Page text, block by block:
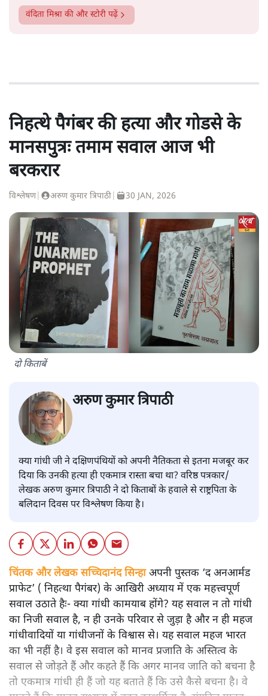
वंदिता मिश्रा की और स्टोरी पढ़ें
निहत्थे पैगंबर की हत्या और गोडसे के
मानसपुत्रः तमाम सवाल आज भी
बरकरार
विश्लेषण| अरुण कुमार त्रिपाठी 30 JAN, 2026
दो किताबें
अरुण कुमार त्रिपाठी
क्या गांधी जी ने दक्षिणपंथियों को अपनी नैतिकता से इतना मजबूर कर
दिया कि उनकी हत्या ही एकमात्र रास्ता बचा था? वरिष्ठ पत्रकार/
लेखक अरुण कुमार त्रिपाठी ने दो किताबों के हवाले से राष्ट्रपिता के
बलिदान दिवस पर विश्लेषण किया है।
चिंतक और लेखक सच्चिदानंद सिन्हाअपनी पुस्तक ‘द अनआर्मड
प्राफेट’ ( निहत्था पैगंबर) के आखिरी अध्याय में एक महत्त्वपूर्ण
सवाल उठाते हैः- क्या गांधी कामयाब होंगे? यह सवाल न तो गांधी
का निजी सवाल है, न ही उनके परिवार से जुड़ा है और न ही महज
गांधीवादियों या गांधीजनों के विश्वास से। यह सवाल महज भारत
का भी नहीं है। वे इस सवाल को मानव प्रजाति के अस्तित्व के
सवाल से जोड़ते हैं और कहते हैं कि अगर मानव जाति को बचना है
तो एकमात्र गांधी ही हैं जो यह बताते हैं कि उसे कैसे बचना है। वे